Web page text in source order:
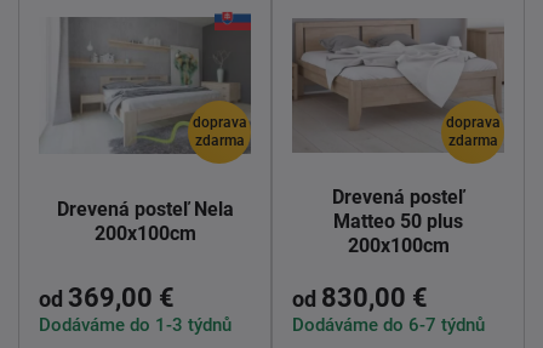
doprava
zdarma
Drevená posteľ Nela
200x100cm
od 369,00 €
Dodáváme do 1-3 týdnů
doprava
zdarma
Drevená posteľ
Matteo 50 plus
200x100cm
od 830,00 €
Dodáváme do 6-7 týdnů